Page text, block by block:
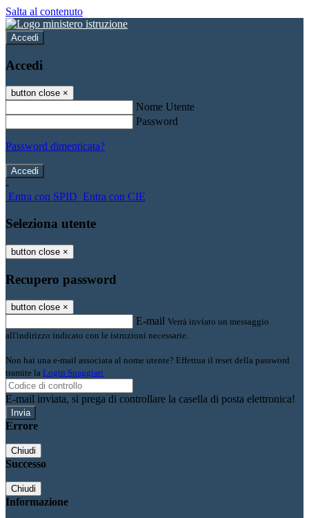
Salta al contenuto
Accedi
Accedi
button close ×
Nome Utente
Password
Password dimenticata?
-
Entra con SPID Entra con CIE
Seleziona utente
button close ×
Recupero password
button close ×
E-mail Verrà inviato un messaggio
all'indirizzo indicato con le istruzioni necessarie.
Non hai una e-mail associata al nome utente? Effettua il reset della password
tramite la Login Spaggiari
E-mail inviata, si prega di controllare la casella di posta elettronica!
Errore
Chiudi
Successo
Chiudi
Informazione